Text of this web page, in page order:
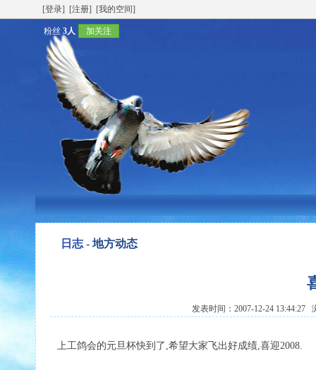
[登录] [注册] [我的空间]
粉丝 3人 加关注
日志 - 地方动态
发表时间：2007-12-24
上工鸽会的元旦杯快到了,希望大家飞出好成绩,喜迎2008.